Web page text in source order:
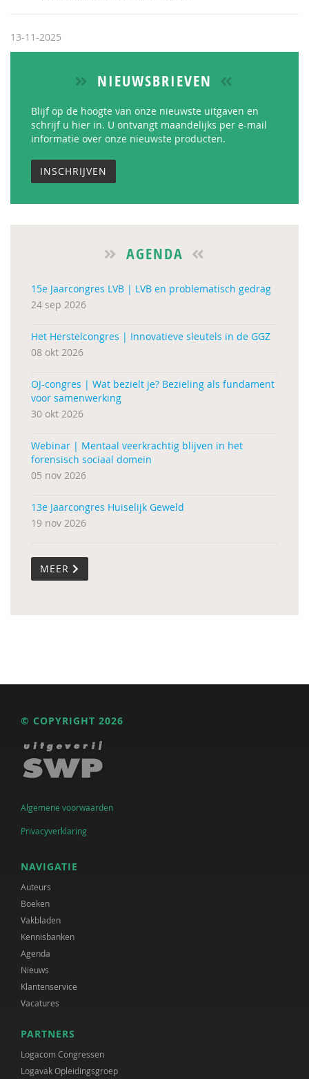
13-11-2025
NIEUWSBRIEVEN
Blijf op de hoogte van onze nieuwste uitgaven en
schrijf u hier in. U ontvangt maandelijks per e-mail
informatie over onze nieuwste producten.
INSCHRIJVEN
AGENDA
15e Jaarcongres LVB | LVB en problematisch gedrag
24 sep 2026
Het Herstelcongres | Innovatieve sleutels in de GGZ
08 okt 2026
OJ-congres | Wat bezielt je? Bezieling als fundament
voor samenwerking
30 okt 2026
Webinar | Mentaal veerkrachtig blijven in het
forensisch sociaal domein
05 nov 2026
13e Jaarcongres Huiselijk Geweld
19 nov 2026
MEER
© COPYRIGHT 2026
Algemene voorwaarden
Privacyverklaring
NAVIGATIE
Auteurs
Boeken
Vakbladen
Kennisbanken
Agenda
Nieuws
Klantenservice
Vacatures
PARTNERS
Logacom Congressen
Logavak Opleidingsgroep